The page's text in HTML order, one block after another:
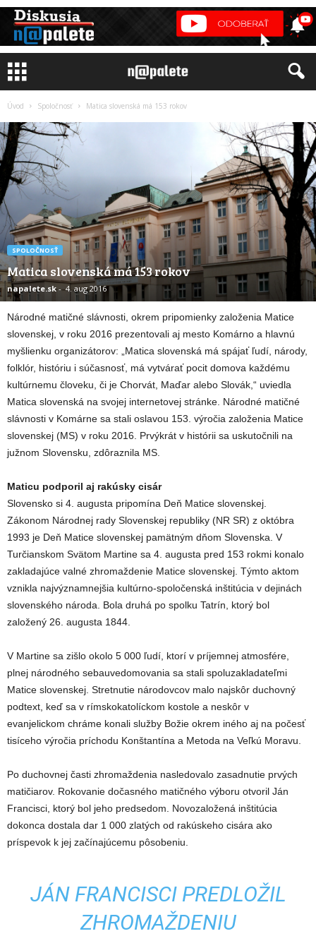
Úvod Spoločnosť Matica slovenská má 153 rokov
SPOLOČNOSŤ
Matica slovenská má 153 rokov
napalete.sk- 4. aug 2016
Národné matičné slávnosti, okrem pripomienky založenia Matice
slovenskej, v roku 2016 prezentovali aj mesto Komárno a hlavnú
myšlienku organizátorov: „Matica slovenská má spájať ľudí, národy,
folklór, históriu i súčasnosť, má vytvárať pocit domova každému
kultúrnemu človeku, či je Chorvát, Maďar alebo Slovák,“ uviedla
Matica slovenská na svojej internetovej stránke. Národné matičné
slávnosti v Komárne sa stali oslavou 153. výročia založenia Matice
slovenskej (MS) v roku 2016. Prvýkrát v histórii sa uskutočnili na
južnom Slovensku, zdôraznila MS.
Maticu podporil aj rakúsky cisár
Slovensko si 4. augusta pripomína Deň Matice slovenskej.
Zákonom Národnej rady Slovenskej republiky (NR SR) z októbra
1993 je Deň Matice slovenskej pamätným dňom Slovenska. V
Turčianskom Svätom Martine sa 4. augusta pred 153 rokmi konalo
zakladajúce valné zhromaždenie Matice slovenskej. Týmto aktom
vznikla najvýznamnejšia kultúrno-spoločenská inštitúcia v dejinách
slovenského národa. Bola druhá po spolku Tatrín, ktorý bol
založený 26. augusta 1844.
V Martine sa zišlo okolo 5 000 ľudí, ktorí v príjemnej atmosfére,
plnej národného sebauvedomovania sa stali spoluzakladateľmi
Matice slovenskej. Stretnutie národovcov malo najskôr duchovný
podtext, keď sa v rímskokatolíckom kostole a neskôr v
evanjelickom chráme konali služby Božie okrem iného aj na počesť
tisíceho výročia príchodu Konštantína a Metoda na Veľkú Moravu.
Po duchovnej časti zhromaždenia nasledovalo zasadnutie prvých
matičiarov. Rokovanie dočasného matičného výboru otvoril Ján
Francisci, ktorý bol jeho predsedom. Novozaložená inštitúcia
dokonca dostala dar 1 000 zlatých od rakúskeho cisára ako
príspevok k jej začínajúcemu pôsobeniu.
JÁN FRANCISCI PREDLOŽIL
ZHROMAŽDENIU